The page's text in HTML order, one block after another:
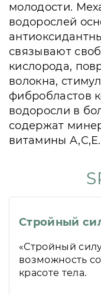
молодости.
водорослей
связывают
кислорода,
волокна,
фибробластов
водоросли в
содержат
витамины A,С,Е.
Стройный
«Стройный
возможность
красоте тела.